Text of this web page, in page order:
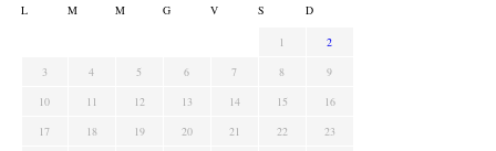
L M M G V S D
1
2
3
4 5 6 7 8
9
10
11 12 13 14 15
16
17
18 19 20 21 22
23